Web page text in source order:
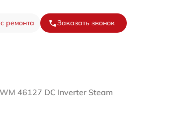
ремонта Заказать звонок
46127 DC Inverter Steam